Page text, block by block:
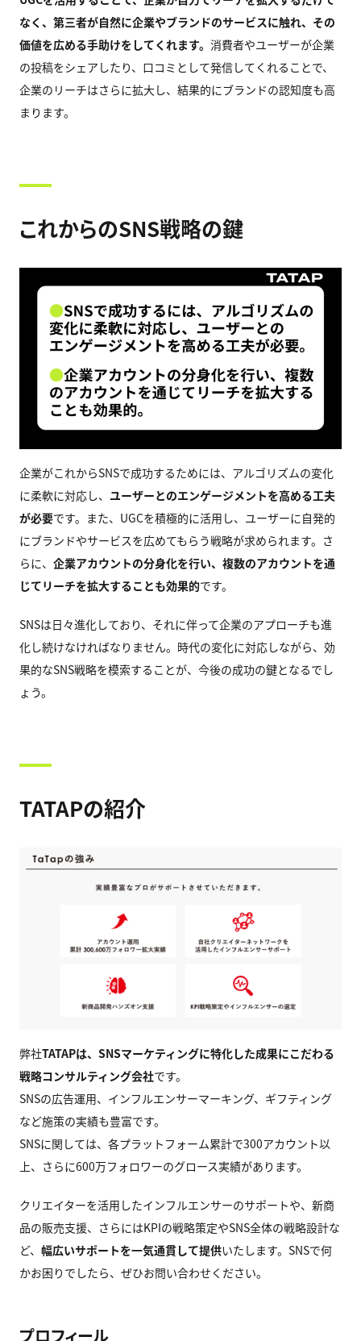
なく、第三者が自然に企業やブランドのサービスに触れ、その
価値を広める手助けをしてくれます。 消費者やユーザーが企業
の投稿をシェアしたり、口コミとして発信してくれることで、
企業のリーチはさらに拡大し、結果的にブランドの認知度も高
まります。
これからのSNS戦略の鍵
企業がこれからSNSで成功するためには、アルゴリズムの変化
に柔軟に対応し、 ユーザーとのエンゲージメントを高める工夫
が必要です。また、UGCを積極的に活用し、ユーザーに自発的
にブランドやサービスを広めてもらう戦略が求められます。さ
らに、 企業アカウントの分身化を行い、複数のアカウントを通
じてリーチを拡大することも効果的です。
SNSは日々進化しており、それに伴って企業のアプローチも進
化し続けなければなりません。時代の変化に対応しながら、効
果的なSNS戦略を模索することが、今後の成功の鍵となるでし
ょう。
TATAPの紹介
弊社TATAPは、SNSマーケティングに特化した成果にこだわる
戦略コンサルティング会社です。
SNSの広告運用、インフルエンサーマーキング、ギフティング
など施策の実績も豊富です。
SNSに関しては、各プラットフォーム累計で300アカウント以
上、さらに600万フォロワーのグロース実績があります。
クリエイターを活用したインフルエンサーのサポートや、新商
品の販売支援、さらにはKPIの戦略策定やSNS全体の戦略設計な
ど、 幅広いサポートを一気通貫して提供いたします。SNSで何
かお困りでしたら、ぜひお問い合わせください。
プロフィール